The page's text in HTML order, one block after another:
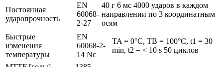
Постоянная
ударопрочность
EN
60068-
2-27
40 г 6 мс 4000 ударов в каждом
направлении по 3 координатным
осям
Быстрые
изменения
температуры
EN
60068-2-
14 Nc
TA = 0°C, TB = 100°C, t1 = 30
min, t2 = < 10 s 50 циклов